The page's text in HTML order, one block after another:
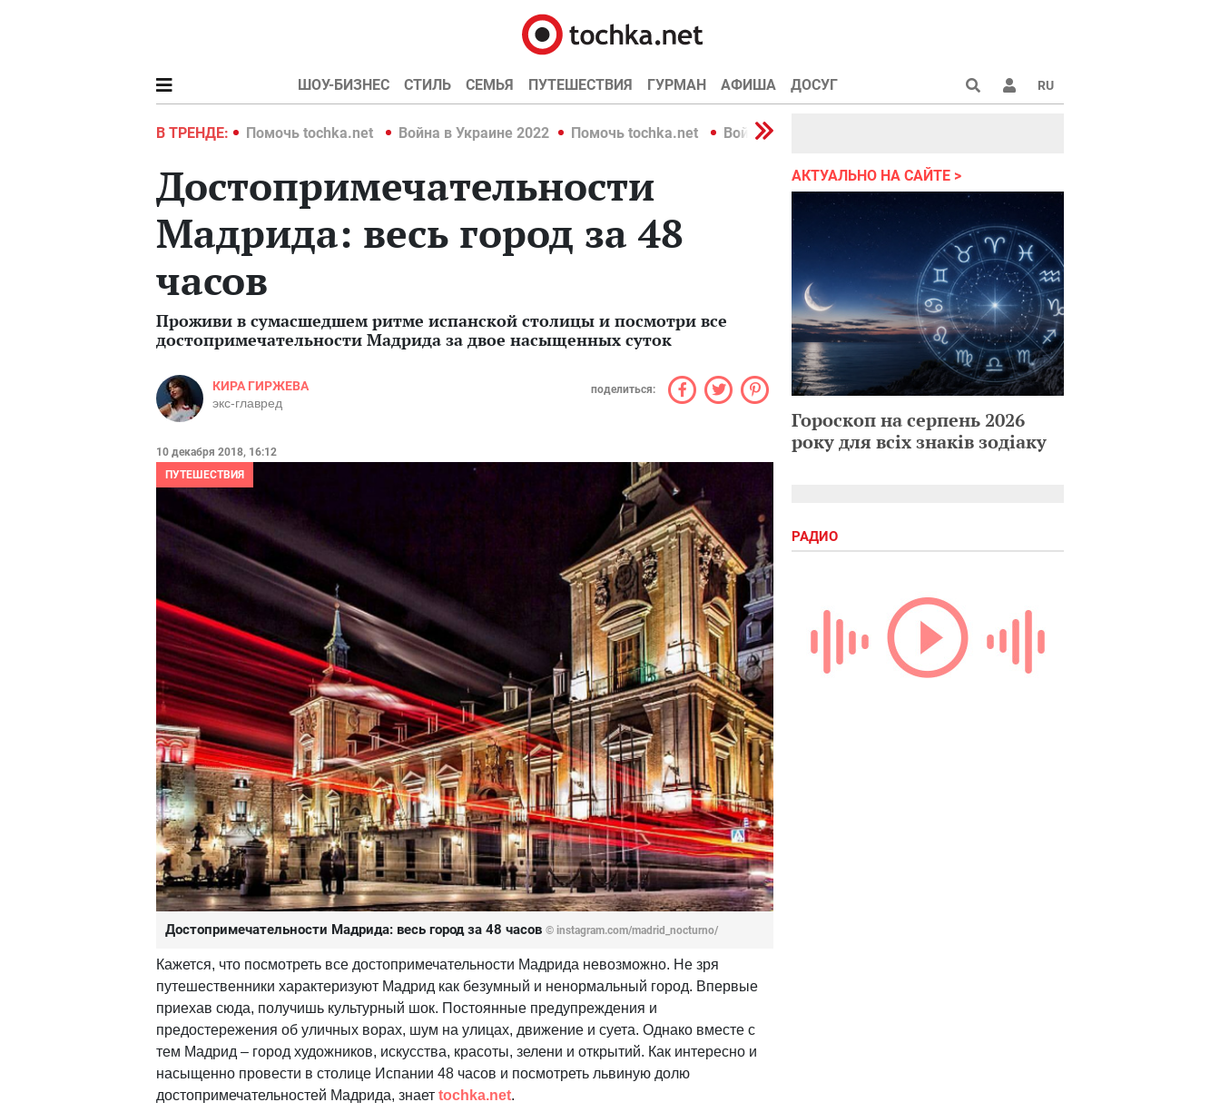
ШОУ-БИЗНЕС СТИЛЬ СЕМЬЯ ПУТЕШЕСТВИЯ ГУРМАН АФИША ДОСУГ RU
В ТРЕНДЕ:
Война в Украине 2022 Помочь tochka.net Война в Украине 2022 Помочь tochka.net Война в Украине 2022
Достопримечательности
Мадрида: весь город за 48
часов
Проживи в сумасшедшем ритме испанской столицы и посмотри все
достопримечательности Мадрида за двое насыщенных суток
КИРА ГИРЖЕВА
экс-главред
поделиться:
10 декабря 2018, 16:12
ПУТЕШЕСТВИЯ
Достопримечательности Мадрида: весь город за 48 часов © instagram.com/madrid_nocturno/
Кажется, что посмотреть все достопримечательности Мадрида невозможно. Не зря
путешественники характеризуют Мадрид как безумный и ненормальный город. Впервые
приехав сюда, получишь культурный шок. Постоянные предупреждения и
предостережения об уличных ворах, шум на улицах, движение и суета. Однако вместе с
тем Мадрид – город художников, искусства, красоты, зелени и открытий. Как интересно и
насыщенно провести в столице Испании 48 часов и посмотреть львиную долю
достопримечательностей Мадрида, знает tochka.net.
АКТУАЛЬНО НА САЙТЕ
Гороскоп на серпень 2026
року для всіх знаків зодіаку
РАДИО